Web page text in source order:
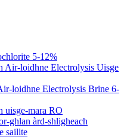
5-12%
Air-loidhne Electrolysis Uisge
loidhne Electrolysis Brine 6-
uisge-mara RO
ghlan àrd-shligheach
saillte